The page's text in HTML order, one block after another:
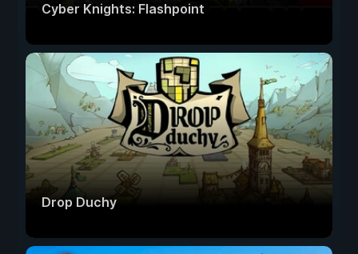
Cyber Knights: Flashpoint
Drop Duchy